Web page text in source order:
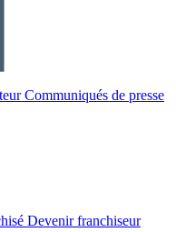
Communiqués de presse
Devenir franchiseur